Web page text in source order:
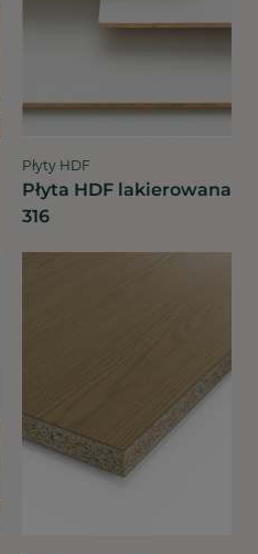
Płyty HDF
Płyta HDF lakierowana
316